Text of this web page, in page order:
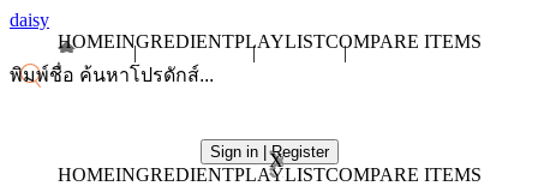
daisy
HOMEINGREDIENTPLAYLISTCOMPARE ITEMS
Sign in | Register
X
HOMEINGREDIENTPLAYLISTCOMPARE ITEMS